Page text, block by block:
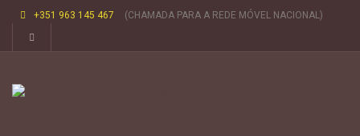
+351 963 145 467 (CHAMADA PARA A REDE MÓVEL NACIONAL)